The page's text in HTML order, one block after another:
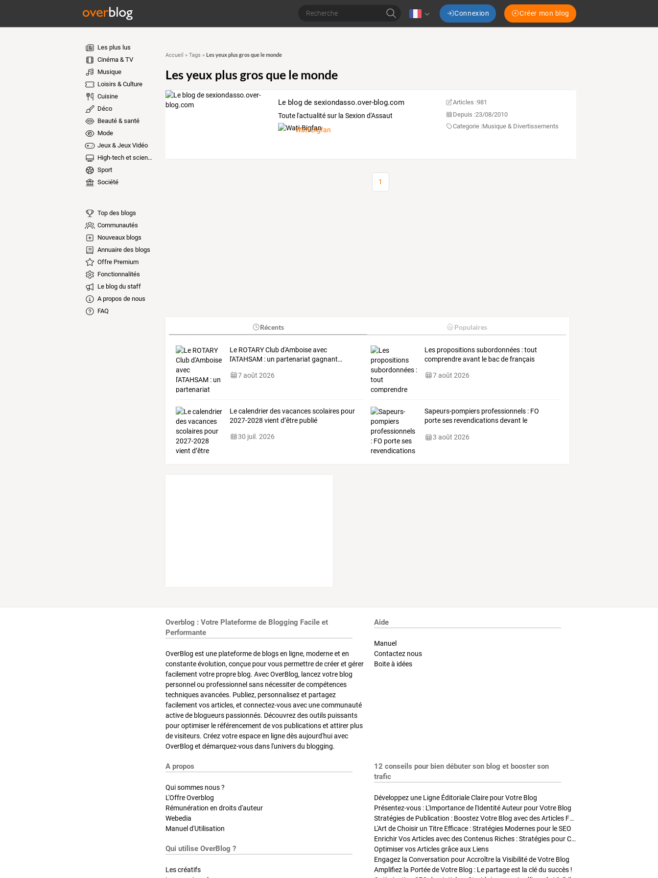
Connexion Créer mon blog
Les plus lus
Cinéma & TV
Musique
Loisirs & Culture
Cuisine
Déco
Beauté & santé
Mode
Jeux & Jeux Vidéo
High-tech et sciences
Sport
Société
Top des blogs
Communautés
Nouveaux blogs
Annuaire des blogs
Offre Premium
Fonctionnalités
Le blog du staff
A propos de nous
FAQ
Accueil » Tags » Les yeux plus gros que le monde
Les yeux plus gros que le monde
Le blog de sexiondasso.over-blog.com
Toute l'actualité sur la Sexion d'Assaut
Wati-Bigfan
Articles :981
Depuis :23/08/2010
Categorie :Musique & Divertissements
1
Récents Populaires
LeROTARYClubd'Amboiseavec
l'ATAHSAM :un partenariat gagnant…
7 août 2026
Les propositions subordonnées : tout
comprendre avant le bac de français
7 août 2026
Le calendrier des vacances scolaires pour
2027-2028 vient d’être publié
30 juil. 2026
Sapeurs-pompiers professionnels : FO
porteses revendicationsdevant le
3 août 2026
Overblog : Votre Plateforme de Blogging Facile et
Performante
OverBlog est une plateforme de blogs en ligne, moderne et en
constante évolution, conçue pour vous permettre de créer et gérer
facilement votre propre blog. Avec OverBlog, lancez votre blog
personnel ou professionnel sans nécessiter de compétences
techniques avancées. Publiez, personnalisez et partagez
facilement vos articles, et connectez-vous avec une communauté
active de blogueurs passionnés. Découvrez des outils puissants
pour optimiser le référencement de vos publications et attirer plus
de visiteurs. Créez votre espace en ligne dès aujourd'hui avec
OverBlog et démarquez-vous dans l'univers du blogging.
Aide
Manuel
Contactez nous
Boite à idées
A propos
Qui sommes nous ?
L'Offre Overblog
Rémunération en droits d'auteur
Webedia
Manuel d'Utilisation
Qui utilise OverBlog ?
Les créatifs
12 conseils pour bien débuter son blog et booster son
trafic
Développez une Ligne Éditoriale Claire pour Votre Blog
Présentez-vous : L'Importance de l'Identité Auteur pour Votre Blog
Stratégies de Publication : Boostez Votre Blog avec des Articles Fréquents et Exclusifs
L'Art de Choisir un Titre Efficace : Stratégies Modernes pour le SEO
Enrichir Vos Articles avec des Contenus Riches : Stratégies pour Captiver et Optimiser
Optimiser vos Articles grâce aux Liens
Engagez la Conversation pour Accroître la Visibilité de Votre Blog
Amplifiez la Portée de Votre Blog : Le partage est la clé du succès !